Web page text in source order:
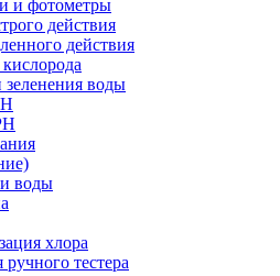
и фотометры
действия
действия
воды
воды
хлора
тестера